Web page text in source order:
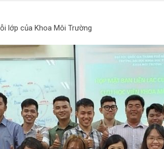
lớp của Khoa Môi Trường